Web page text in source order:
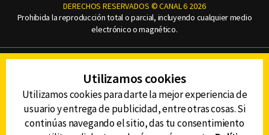
DERECHOS RESERVADOS © CANAL 6 2026
Prohibida la reproducción total o parcial, incluyendo cualquier medio
electrónico o magnético.
AVISO DE PRIVACIDAD
AVISO LEGAL
DEFENSORÍA DE LAS AUDIENCIAS
Utilizamos cookies
Utilizamos cookies para darte la mejor experiencia de
usuario y entrega de publicidad, entre otras cosas. Si
continúas navegando el sitio, das tu consentimiento